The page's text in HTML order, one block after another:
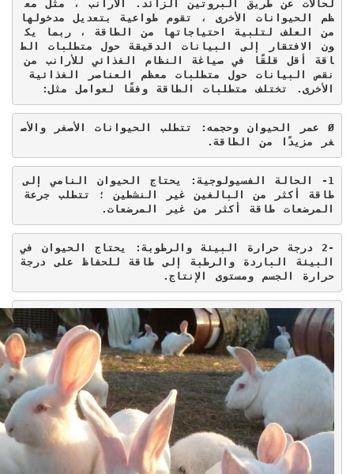
لحالات عن طريق البروتين الزائد. الأرانب ، مثل مع
من العلف لتلبية احتياجاتها من الطاقة ، ربما يك
ون الافتقار إلى البيانات الدقيقة حول متطلبات الط
اقة أقل قلقًا في صياغة النظام الغذائي للأرانب من
الأخرى. تختلف متطلبات الطاقة وفقًا لعوامل مثل:
Ø عمر الحيوان وحجمه: تتطلب الحيوانات الأصغر والأص
غر مزيدًا من الطاقة.
1- الحالة الفسيولوجية: يحتاج الحيوان النامي إلى
المرضعات طاقة أكثر من غير المرضعات.
2-
درجة حرارة البيئة والرطوبة: يحتاج الحيوان في
حرارة الجسم ومستوى الإنتاج.